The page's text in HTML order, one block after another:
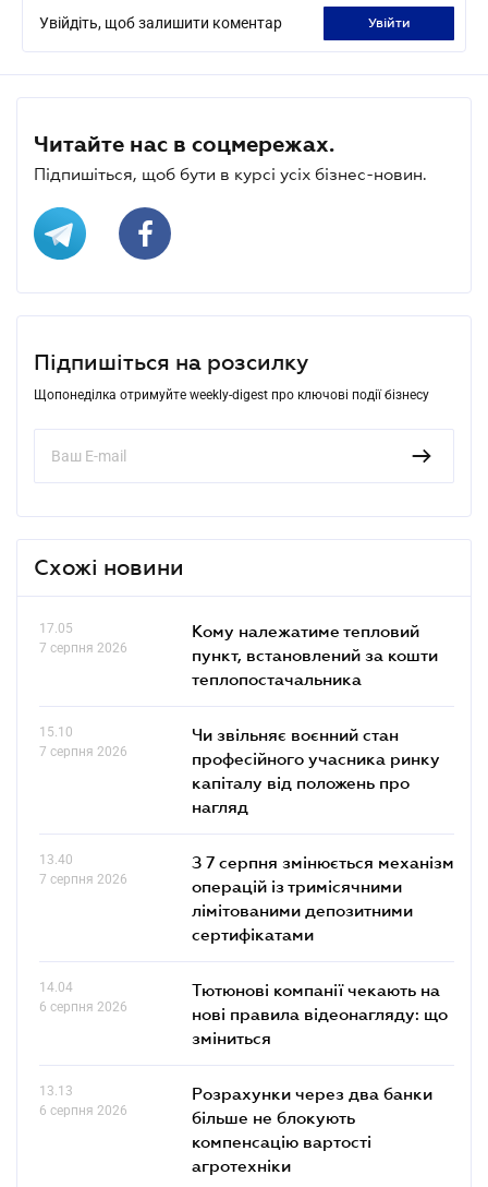
Увійдіть, щоб залишити коментар увійти
Читайте нас в соцмережах.
Підпишіться, щоб бути в курсі усіх бізнес-новин.
Підпишіться на розсилку
Щопонеділка отримуйте weekly-digest про ключові події бізнесу
Схожі новини
17.05
7 серпня 2026
Кому належатиме тепловий
пункт, встановлений за кошти
теплопостачальника
15.10
7 серпня 2026
Чи звільняє воєнний стан
професійного учасника ринку
капіталу від положень про
нагляд
13.40
7 серпня 2026
З 7 серпня змінюється механізм
операцій із тримісячними
лімітованими депозитними
сертифікатами
14.04
6 серпня 2026
Тютюнові компанії чекають на
нові правила відеонагляду: що
зміниться
13.13
6 серпня 2026
Розрахунки через два банки
більше не блокують
компенсацію вартості
агротехніки